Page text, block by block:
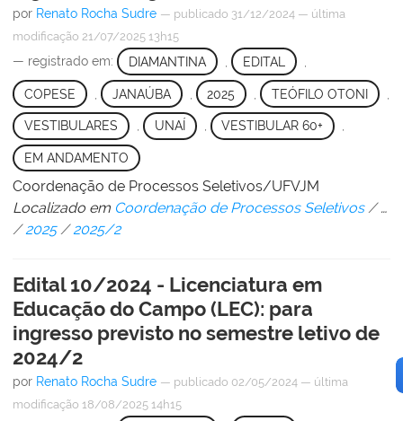
por Renato Rocha Sudre — publicado 31/12/2024 — última
modificação 21/07/2025 13h15
— registrado em: DIAMANTINA EDITAL
COPESE JANAÚBA 2025 , TEÓFILO OTONI
VESTIBULARES , UNAÍ , VESTIBULAR 60+ ,
EM ANDAMENTO
Coordenação de Processos Seletivos/UFVJM
Localizado em Coordenação de Processos Seletivos /…
/2025 /2025/2
Edital 10/2024 - Licenciatura em
Educação do Campo (LEC): para
ingresso previsto no semestre letivo de
2024/2
por Renato Rocha Sudre — publicado 02/05/2024 — última
modificação 18/08/2025 14h15